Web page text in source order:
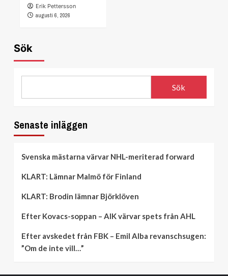
Erik Pettersson
augusti 6, 2026
Sök
Sök
Senaste inläggen
Svenska mästarna värvar NHL-meriterad forward
KLART: Lämnar Malmö för Finland
KLART: Brodin lämnar Björklöven
Efter Kovacs-soppan – AIK värvar spets från AHL
Efter avskedet från FBK – Emil Alba revanschsugen:
”Om de inte vill…”